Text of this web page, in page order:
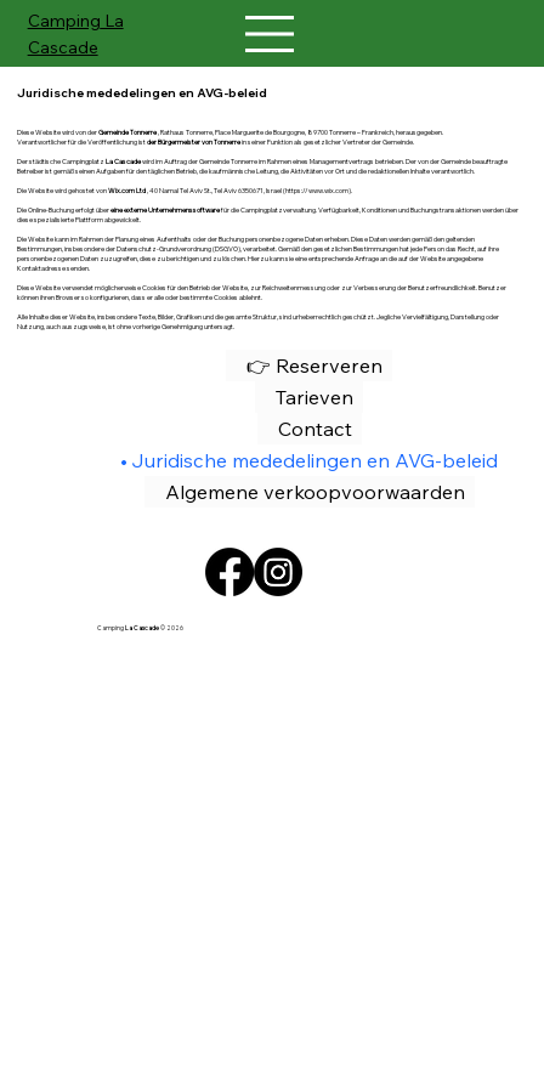
Camping La
Cascade
Juridische mededelingen en AVG-beleid
Diese Website wird von derGemeinde Tonnerre, Rathaus Tonnerre, Place Marguerite de Bourgogne, 89700 Tonnerre – Frankreich, herausgegeben.
Verantwortlicher für die Veröffentlichung istder Bürgermeister von Tonnerrein seiner Funktion als gesetzlicher Vertreter der Gemeinde.
Der städtische Campingplatz La Cascadewird im Auftrag der Gemeinde Tonnerre im Rahmen eines Managementvertrags betrieben. Der von der Gemeinde beauftragte
Betreiber ist gemäß seinen Aufgaben für den täglichen Betrieb, die kaufmännische Leitung, die Aktivitäten vor Ort und die redaktionellen Inhalte verantwortlich.
Die Website wird gehostet vonWix.com Ltd, 40 Namal Tel Aviv St., Tel Aviv 6350671, Israel (https://www.wix.com).
Die Online-Buchung erfolgt übereine externe Unternehmenssoftwarefür die Campingplatzverwaltung. Verfügbarkeit, Konditionen und Buchungstransaktionen werden über
diese spezialisierte Plattform abgewickelt.
Die Website kann im Rahmen der Planung eines Aufenthalts oder der Buchung personenbezogene Daten erheben. Diese Daten werden gemäß den geltenden
Bestimmungen, insbesondere der Datenschutz-Grundverordnung (DSGVO), verarbeitet. Gemäß den gesetzlichen Bestimmungen hat jede Person das Recht, auf ihre
personenbezogenen Daten zuzugreifen, diese zu berichtigen und zu löschen. Hierzu kann sie eine entsprechende Anfrage an die auf der Website angegebene
Kontaktadresse senden.
Diese Website verwendet möglicherweise Cookies für den Betrieb der Website, zur Reichweitenmessung oder zur Verbesserung der Benutzerfreundlichkeit. Benutzer
können ihren Browser so konfigurieren, dass er alle oder bestimmte Cookies ablehnt.
Alle Inhalte dieser Website, insbesondere Texte, Bilder, Grafiken und die gesamte Struktur, sind urheberrechtlich geschützt. Jegliche Vervielfältigung, Darstellung oder
Nutzung, auch auszugsweise, ist ohne vorherige Genehmigung untersagt.
👉 Reserveren
Tarieven
Contact
Juridische mededelingen en AVG-beleid
Algemene verkoopvoorwaarden
CampingLa Cascade© 2026